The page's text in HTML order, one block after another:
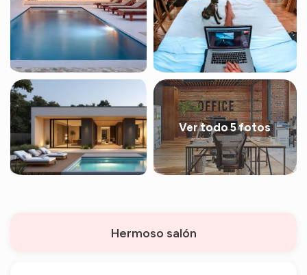
Ver todo 5 fotos
Hermoso salón